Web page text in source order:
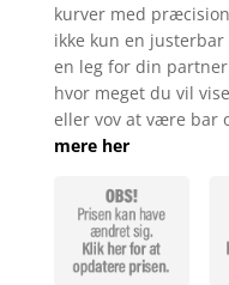
kurver med
ikke kun en
en leg for din
hvor meget du vil
eller vov at være bar
mere her